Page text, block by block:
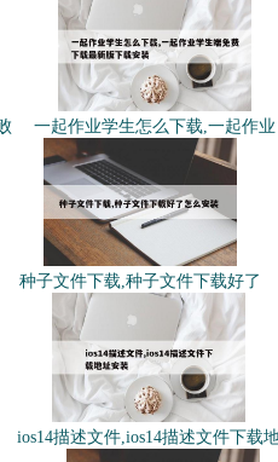
一起作业学生怎么下载,一起作业
种子文件下载,种子文件下载好了
ios14描述文件,ios14描述文件下载